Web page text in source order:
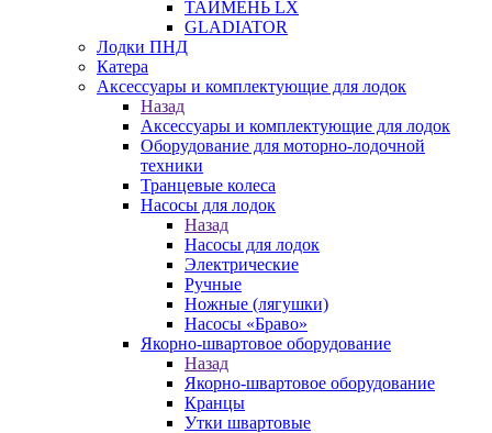
ТАЙМЕНЬ LX
GLADIATOR
Лодки ПНД
Катера
Аксессуары и комплектующие для лодок
Назад
Аксессуары и комплектующие для лодок
Оборудование для моторно-лодочной
техники
Транцевые колеса
Насосы для лодок
Назад
Насосы для лодок
Электрические
Ручные
Ножные (лягушки)
Насосы «Браво»
Якорно-швартовое оборудование
Назад
Якорно-швартовое оборудование
Кранцы
Утки швартовые